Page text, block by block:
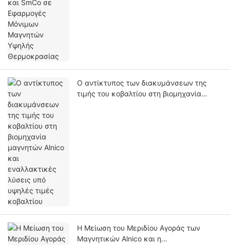
Ο αντίκτυπος των διακυμάνσεων της
τιμής του κοβαλτίου στη βιομηχανία
Η Μείωση του Μεριδίου Αγοράς των
Μαγνητικών Alnico και η